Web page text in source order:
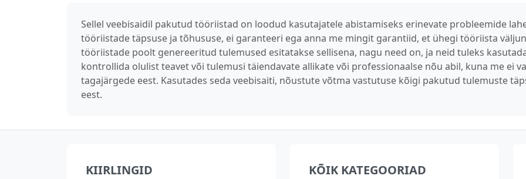
Sellel veebisaidil pakutud tööriistad on loodud kasutajatele abistamiseks erinevate probleemide
tööriistade täpsuse ja tõhususe, ei garanteeri ega anna me mingit garantiid, et ühegi tööriista
tööriistade poolt genereeritud tulemused esitatakse sellisena, nagu need on, ja neid tuleks
kontrollida olulist teavet või tulemusi täiendavate allikate või professionaalse nõu abil, kuna me ei
tagajärgede eest. Kasutades seda veebisaiti, nõustute võtma vastutuse kõigi pakutud tulemuste
eest.
KIIRLINGID KÕIK KATEGOORIAD